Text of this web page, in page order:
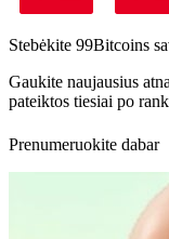
Stebėkite 99Bitcoins
Gaukite naujausius
pateiktos tiesiai po
Prenumeruokite dabar